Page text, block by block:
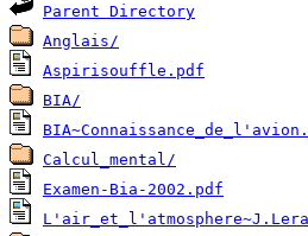
Parent Directory
Anglais/
Aspirisouffle.pdf
BIA/
Calcul_mental/
Examen-Bia-2002.pdf